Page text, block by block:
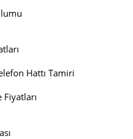
Hattı Tamiri
Fiyatları